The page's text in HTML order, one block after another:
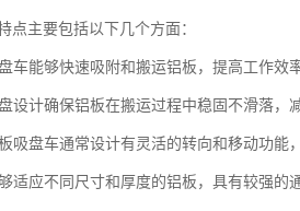
点主要包括以下几个方面：
车能够快速吸附和搬运铝板，提高工作效率
设计确保铝板在搬运过程中稳固不滑落，
吸盘车通常设计有灵活的转向和移动功能
适应不同尺寸和厚度的铝板，具有较强的